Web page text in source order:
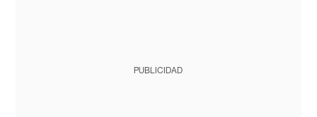
PUBLICIDAD